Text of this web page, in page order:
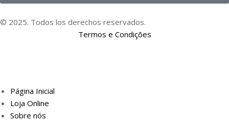
© 2025. Todos los derechos reservados.
Termos e Condições
Página Inicial
Loja Online
Sobre nós